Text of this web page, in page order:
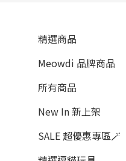
精選商品
Meowdi 品牌商品
所有商品
New In 新上架
SALE 超優惠專區🪄